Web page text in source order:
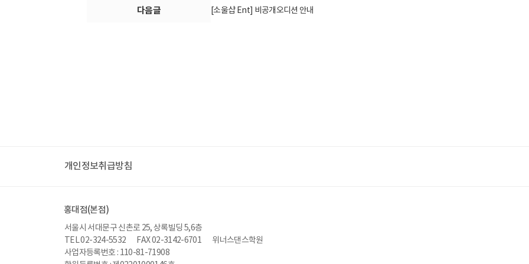
다음글 [소울샵 Ent] 비공개오디션 안내
개인정보취급방침
홍대점(본점)
서울시 서대문구 신촌로 25, 상록빌딩 5,6층
TEL 02-324-5532
FAX 02-3142-6701
위너스댄스학원
사업자등록번호 : 110-81-71908